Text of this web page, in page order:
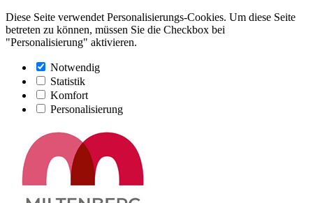
Diese Seite verwendet Personalisierungs-Cookies. Um diese Seite
betreten zu können, müssen Sie die Checkbox bei
"Personalisierung" aktivieren.
Notwendig
Statistik
Komfort
Personalisierung